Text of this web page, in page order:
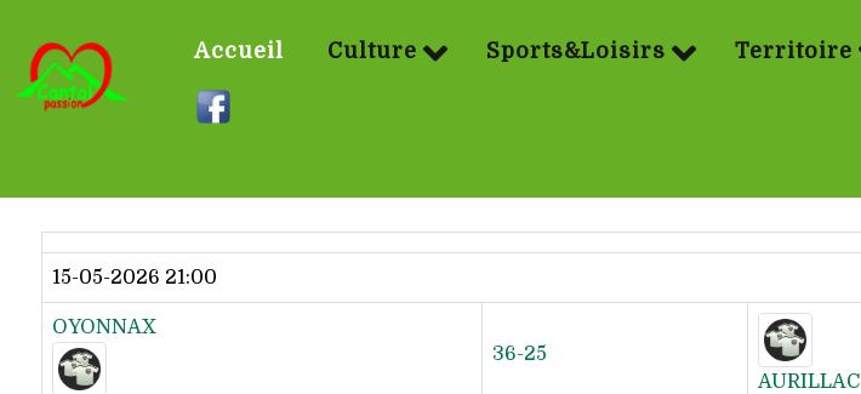
Accueil Culture Sports&Loisirs Territoire
15-05-2026 21:00
OYONNAX
36-25
AURILLAC